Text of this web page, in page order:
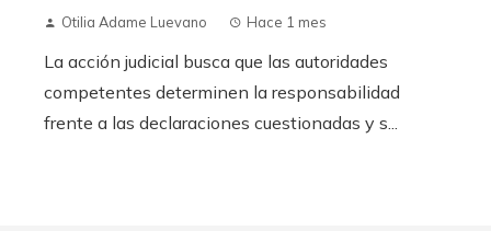
Otilia Adame Luevano Hace 1 mes
La acción judicial busca que las autoridades
competentes determinen la responsabilidad
frente a las declaraciones cuestionadas y s...